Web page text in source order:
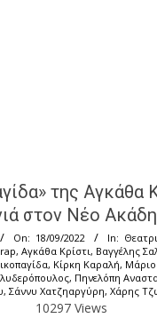
της Αγκάθα
στον Νέο
On: 18/09/2022 In:
, Αγκάθα Κρίστι, Βαγγέλης
, Κίρκη Καραλή,
, Πηνελόπη
, Σάννυ Χατζηαργύρη, Χάρης
10297 Views